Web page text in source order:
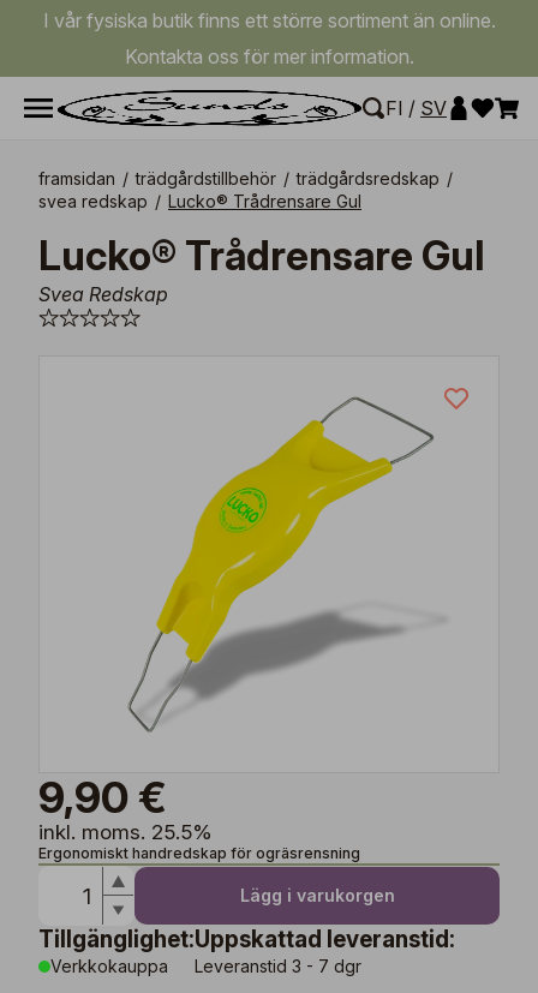
I vår fysiska butik finns ett större sortiment än online.
Kontakta oss för mer information.
FI / SV
framsidan / trädgårdstillbehör / trädgårdsredskap /
svea redskap / Lucko® Trådrensare Gul
Lucko® Trådrensare Gul
Svea Redskap
9,90 €
inkl. moms. 25.5%
Ergonomiskt handredskap för ogräsrensning
Lägg i varukorgen
Tillgänglighet:
Verkkokauppa
Uppskattad leveranstid:
Leveranstid 3 - 7 dgr